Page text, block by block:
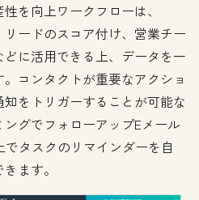
を向上ワークフローは、
ードのスコア付け、営業チー
に活用できる上、データを一
コンタクトが重要なアクショ
をトリガーすることが可能な
グでフォローアップEメール
タスクのリマインダーを自
ます。